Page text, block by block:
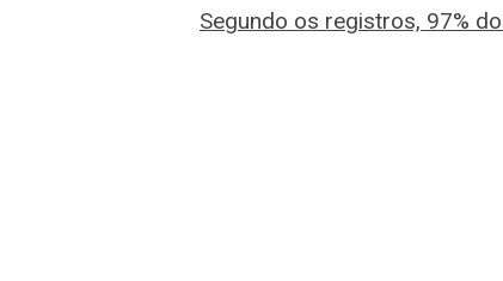
Segundo os registros, 97%